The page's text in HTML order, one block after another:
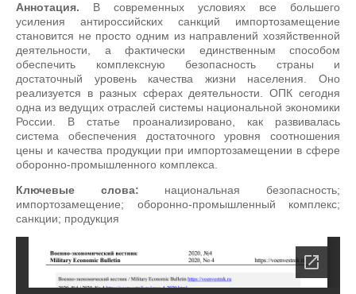
Аннотация. В современных условиях все большего
усиления антироссийских санкций импортозамещение
становится не просто одним из направлений хозяйственной
деятельности, а фактически единственным способом
обеспечить комплексную безопасность страны и
достаточный уровень качества жизни населения. Оно
реализуется в разных сферах деятельности. ОПК сегодня
одна из ведущих отраслей системы национальной экономики
России. В статье проанализировано, как развивалась
система обеспечения достаточного уровня соотношения
цены и качества продукции при импортозамещении в сфере
оборонно-промышленного комплекса.
Ключевые слова: национальная безопасность;
импортозамещение; оборонно-промышленный комплекс;
санкции; продукция